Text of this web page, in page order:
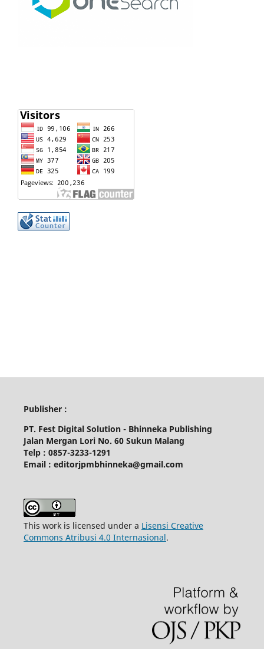
Publisher :
PT. Fest Digital Solution - Bhinneka Publishing
Jalan Mergan Lori No. 60 Sukun Malang
Telp : 0857-3233-1291
Email : editorjpmbhinneka@gmail.com
This work is licensed under a Lisensi Creative
Commons Atribusi 4.0 Internasional.